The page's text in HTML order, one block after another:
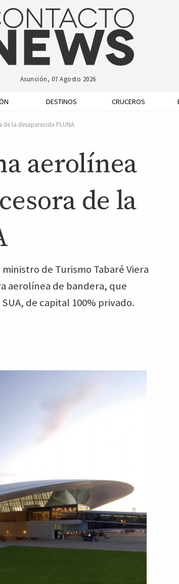
Asunción, 07 Agosto 2026
DESTINOS CRUCEROS
la desaparecida PLUNA
aerolínea
de la
de Turismo Tabaré Viera
aerolínea de bandera, que
de capital 100% privado.